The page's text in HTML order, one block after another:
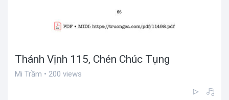
Thánh Vịnh 115, Chén Chúc Tụng
Mi Trầm • 200 views